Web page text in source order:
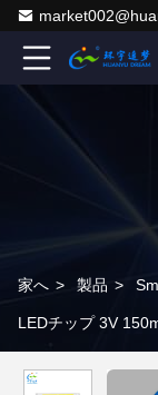
家へ > 製品 >
LEDチップ 3V